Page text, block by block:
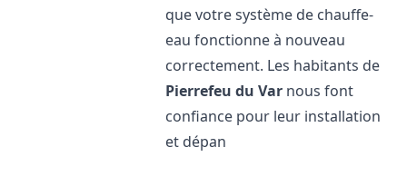
que votre système de chauffe-
eau fonctionne à nouveau
correctement. Les habitants de
Pierrefeu du Var nous font
confiance pour leur installation
et dépan